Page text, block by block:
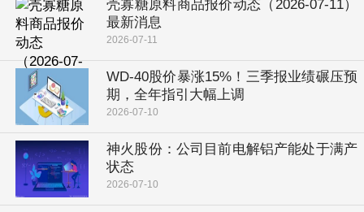
壳寡糖原料商品报价动态（2026-07-11）
最新消息
2026-07-11
WD-40股价暴涨15%！三季报业绩碾压预
期，全年指引大幅上调
2026-07-10
神火股份：公司目前电解铝产能处于满产
状态
2026-07-10